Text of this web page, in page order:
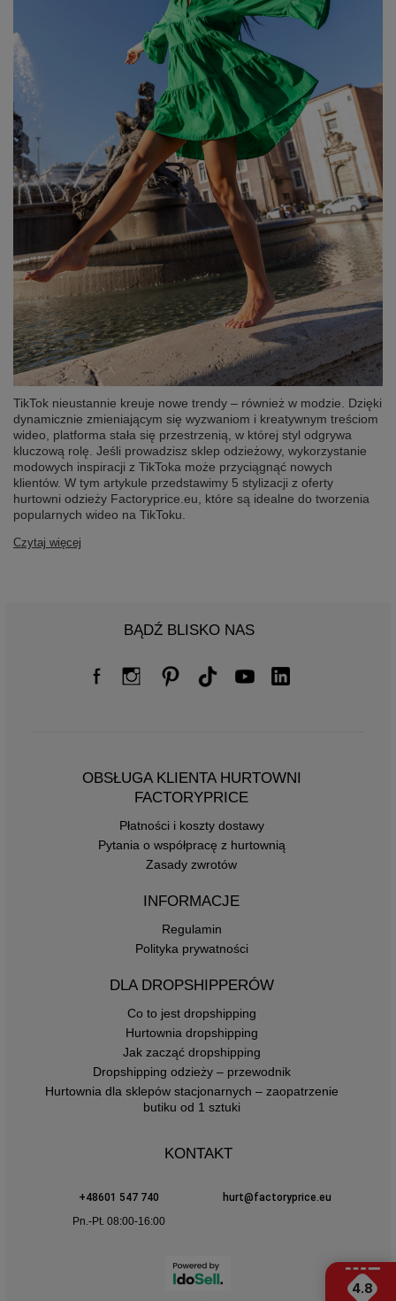
TikTok nieustannie kreuje nowe trendy – również w modzie. Dzięki
dynamicznie zmieniającym się wyzwaniom i kreatywnym treściom
wideo, platforma stała się przestrzenią, w której styl odgrywa
kluczową rolę. Jeśli prowadzisz sklep odzieżowy, wykorzystanie
modowych inspiracji z TikToka może przyciągnąć nowych
klientów. W tym artykule przedstawimy 5 stylizacji z oferty
hurtowni odzieży Factoryprice.eu, które są idealne do tworzenia
popularnych wideo na TikToku.
Czytaj więcej
BĄDŹ BLISKO NAS
OBSŁUGA KLIENTA HURTOWNI
FACTORYPRICE
Płatności i koszty dostawy
Pytania o współpracę z hurtownią
Zasady zwrotów
INFORMACJE
Regulamin
Polityka prywatności
DLA DROPSHIPPERÓW
Co to jest dropshipping
Hurtownia dropshipping
Jak zacząć dropshipping
Dropshipping odzieży – przewodnik
Hurtownia dla sklepów stacjonarnych – zaopatrzenie
butiku od 1 sztuki
KONTAKT
+48601 547 740
hurt@factoryprice.eu
Pn.-Pt. 08:00-16:00
4.8